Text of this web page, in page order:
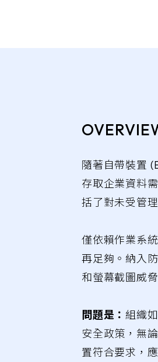
隨著自帶裝置
存取企業資料
括了對未受管
僅依賴作業系
再足夠。納入
和螢幕截圖威
問題是：組織
安全政策，無
置符合要求，